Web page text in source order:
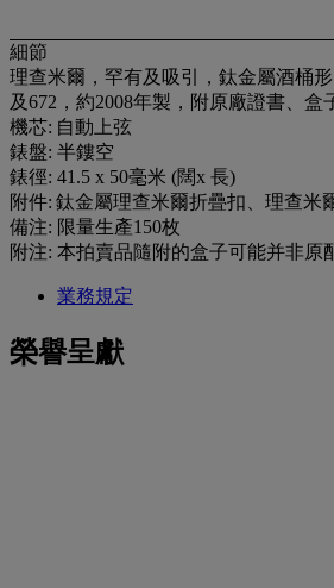
細節
理查米爾，罕有及吸引，鈦金屬酒桶
及672，約2008年製，附原廠證書、盒
機芯: 自動上弦
錶盤: 半鏤空
錶徑: 41.5 x 50毫米 (闊x 長)
附件: 鈦金屬理查米爾折疊扣、理查
備注: 限量生產150枚
附注: 本拍賣品隨附的盒子可能并非原
業務規定
榮譽呈獻